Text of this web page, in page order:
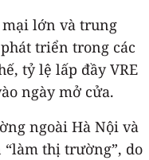
lớn và trung
triển trong các
tỷ lệ lấp đầy VRE
ngày mở cửa.
ngoài Hà Nội và
“làm thị trường”, do